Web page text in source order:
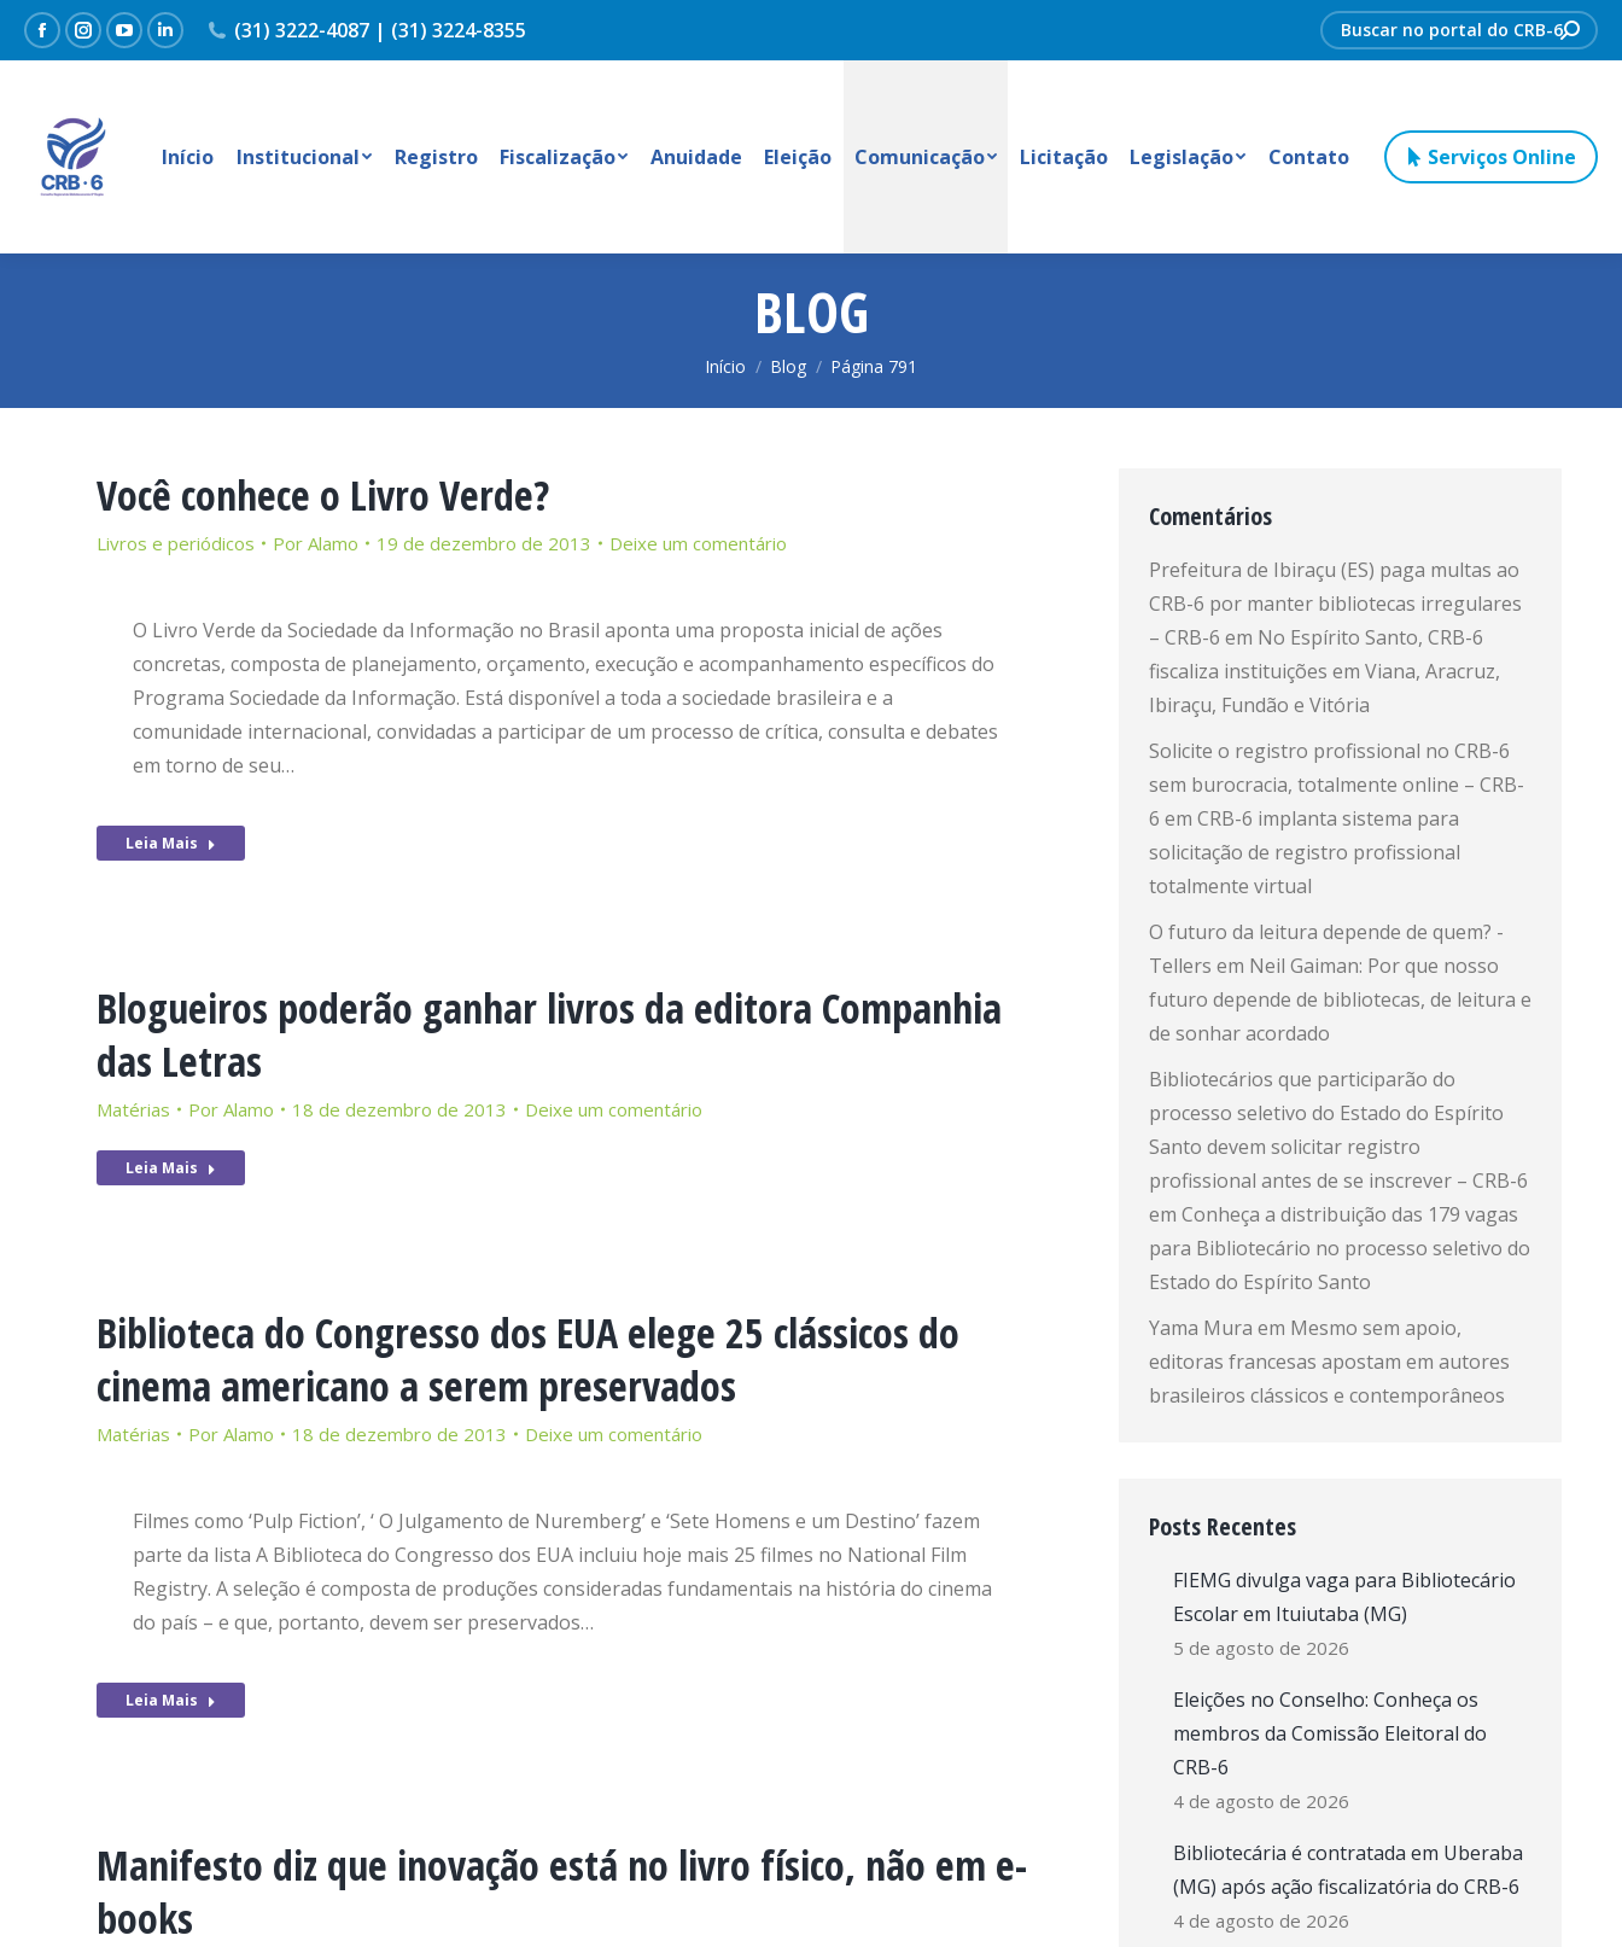
FacebookInstagram
YouTubeLinkedin
(31) 3222-4087 | (31) 3224-8355 Search:
Início Institucional Registro Fiscalização Anuidade Eleição Comunicação Licitação Legislação Contato Serviços Online
BLOG
Você está aqui:
Início Blog Página 791
Você conhece o Livro Verde?
Livros e periódicos Por Alamo 19 de dezembro de 2013 Deixe um comentário
O Livro Verde da Sociedade da Informação no Brasil aponta uma proposta inicial de ações
concretas, composta de planejamento, orçamento, execução e acompanhamento específicos do
Programa Sociedade da Informação. Está disponível a toda a sociedade brasileira e a
comunidade internacional, convidadas a participar de um processo de crítica, consulta e debates
em torno de seu…
Leia Mais
Blogueiros poderão ganhar livros da editora Companhia
das Letras
Matérias Por Alamo 18 de dezembro de 2013 Deixe um comentário
Leia Mais
Biblioteca do Congresso dos EUA elege 25 clássicos do
cinema americano a serem preservados
Matérias Por Alamo 18 de dezembro de 2013 Deixe um comentário
Filmes como ‘Pulp Fiction’, ‘ O Julgamento de Nuremberg’ e ‘Sete Homens e um Destino’ fazem
parte da lista A Biblioteca do Congresso dos EUA incluiu hoje mais 25 filmes no National Film
Registry. A seleção é composta de produções consideradas fundamentais na história do cinema
do país – e que, portanto, devem ser preservados…
Leia Mais
Manifesto diz que inovação está no livro físico, não em e-
books
Comentários
Prefeitura de Ibiraçu (ES) paga multas ao
CRB-6 por manter bibliotecas irregulares
– CRB-6 em No Espírito Santo, CRB-6
fiscaliza instituições em Viana, Aracruz,
Ibiraçu, Fundão e Vitória
Solicite o registro profissional no CRB-6
sem burocracia, totalmente online – CRB-
6 em CRB-6 implanta sistema para
solicitação de registro profissional
totalmente virtual
O futuro da leitura depende de quem? -
Tellers em Neil Gaiman: Por que nosso
futuro depende de bibliotecas, de leitura e
de sonhar acordado
Bibliotecários que participarão do
processo seletivo do Estado do Espírito
Santo devem solicitar registro
profissional antes de se inscrever – CRB-6
em Conheça a distribuição das 179 vagas
para Bibliotecário no processo seletivo do
Estado do Espírito Santo
Yama Mura em Mesmo sem apoio,
editoras francesas apostam em autores
brasileiros clássicos e contemporâneos
Posts Recentes
FIEMG divulga vaga para Bibliotecário
Escolar em Ituiutaba (MG)
5 de agosto de 2026
Eleições no Conselho: Conheça os
membros da Comissão Eleitoral do
CRB-6
4 de agosto de 2026
Bibliotecária é contratada em Uberaba
(MG) após ação fiscalizatória do CRB-6
4 de agosto de 2026